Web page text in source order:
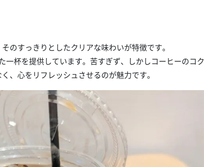
のすっきりとしたクリアな味わいが特徴です。
一杯を提供しています。苦すぎず、しかしコーヒーのコク
、心をリフレッシュさせるのが魅力です。